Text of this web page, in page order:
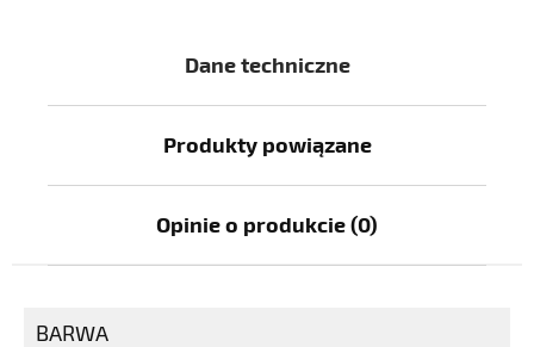
Dane techniczne
Produkty powiązane
Opinie o produkcie (0)
BARWA